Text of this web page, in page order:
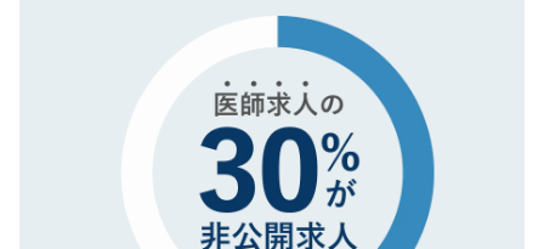
で、機密保持に関してもご安心ください。